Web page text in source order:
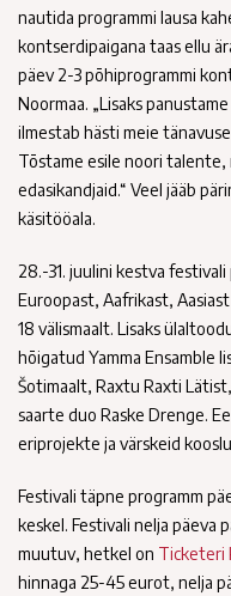
nautida programmi lausa
kontserdipaigana taas ellu
päev 2-3 põhiprogrammi
Noormaa. „Lisaks
ilmestab hästi meie
Tõstame esile noori
edasikandjaid.“ Veel jääb
käsitööala.
28.-31. juulini kestva
Euroopast, Aafrikast,
18 välismaalt. Lisaks
hõigatud Yamma Ensamble
Šotimaalt, Raxtu Raxti
saarte duo Raske Drenge.
eriprojekte ja värskeid
Festivali täpne programm
keskel. Festivali nelja päeva
muutuv, hetkel on Ticketeri
hinnaga 25-45 eurot, nelja